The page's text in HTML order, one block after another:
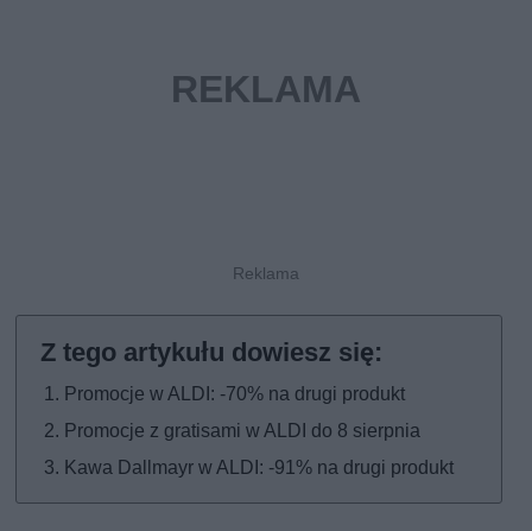
Promocje w ALDI: -70% na drugi produkt
Promocje z gratisami w ALDI do 8 sierpnia
Kawa Dallmayr w ALDI: -91% na drugi produkt